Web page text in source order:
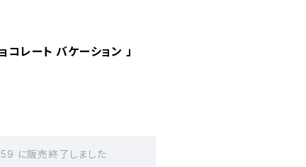
コレート バケーション 」
に販売終了しました